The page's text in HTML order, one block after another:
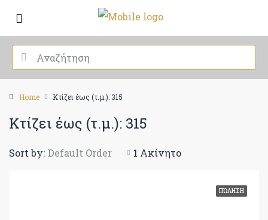
Home Κτίζει έως (τ.μ.): 315
Κτίζει έως (τ.μ.): 315
1 Ακίνητο
Sort by: Default Order
ΠΏΛΗΣΗ